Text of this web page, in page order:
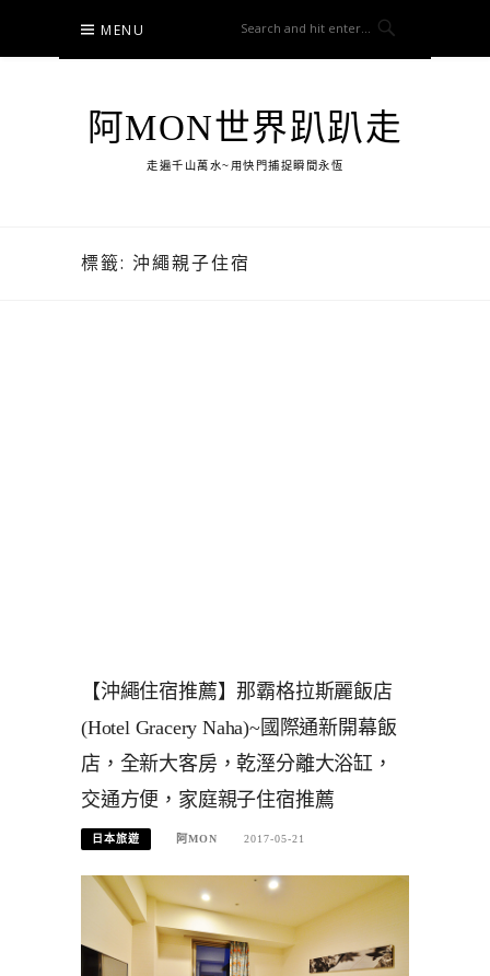
content
MENU
阿MON世界趴趴走
走遍千山萬水~用快門捕捉瞬間永恆
標籤: 沖繩親子住宿
【沖繩住宿推薦】那霸格拉斯麗飯店
(Hotel Gracery Naha)~國際通新開幕飯
店，全新大客房，乾溼分離大浴缸，
交通方便，家庭親子住宿推薦
日本旅遊 阿MON 2017-05-21